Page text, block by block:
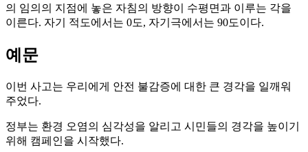
의 임의의 지점에 놓은 자침의 방향이 수평면과 이루는 각을
이른다. 자기 적도에서는 0도, 자기극에서는 90도이다.
예문
이번 사고는 우리에게 안전 불감증에 대한 큰 경각을 일깨워
주었다.
정부는 환경 오염의 심각성을 알리고 시민들의 경각을 높이기
위해 캠페인을 시작했다.